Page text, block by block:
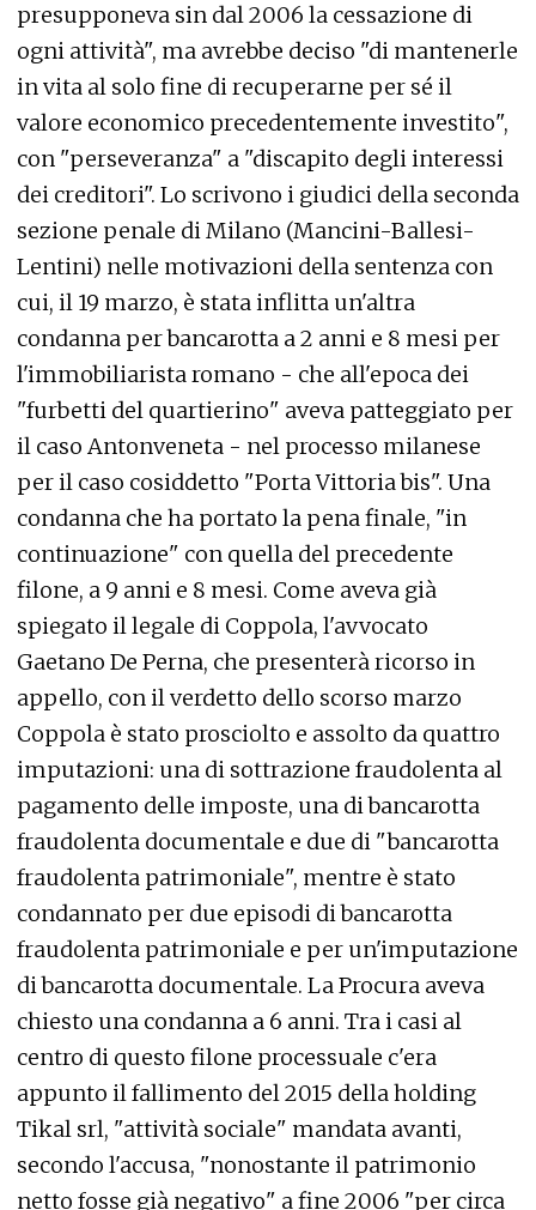
presupponeva sin dal 2006 la cessazione di
ogni attività", ma avrebbe deciso "di mantenerle
in vita al solo fine di recuperarne per sé il
valore economico precedentemente investito",
con "perseveranza" a "discapito degli interessi
dei creditori". Lo scrivono i giudici della seconda
sezione penale di Milano (Mancini-Ballesi-
Lentini) nelle motivazioni della sentenza con
cui, il 19 marzo, è stata inflitta un'altra
condanna per bancarotta a 2 anni e 8 mesi per
l'immobiliarista romano - che all'epoca dei
"furbetti del quartierino" aveva patteggiato per
il caso Antonveneta - nel processo milanese
per il caso cosiddetto "Porta Vittoria bis". Una
condanna che ha portato la pena finale, "in
continuazione" con quella del precedente
filone, a 9 anni e 8 mesi. Come aveva già
spiegato il legale di Coppola, l'avvocato
Gaetano De Perna, che presenterà ricorso in
appello, con il verdetto dello scorso marzo
Coppola è stato prosciolto e assolto da quattro
imputazioni: una di sottrazione fraudolenta al
pagamento delle imposte, una di bancarotta
fraudolenta documentale e due di "bancarotta
fraudolenta patrimoniale", mentre è stato
condannato per due episodi di bancarotta
fraudolenta patrimoniale e per un'imputazione
di bancarotta documentale. La Procura aveva
chiesto una condanna a 6 anni. Tra i casi al
centro di questo filone processuale c'era
appunto il fallimento del 2015 della holding
Tikal srl, "attività sociale" mandata avanti,
secondo l'accusa, "nonostante il patrimonio
netto fosse già negativo" a fine 2006 "per circa